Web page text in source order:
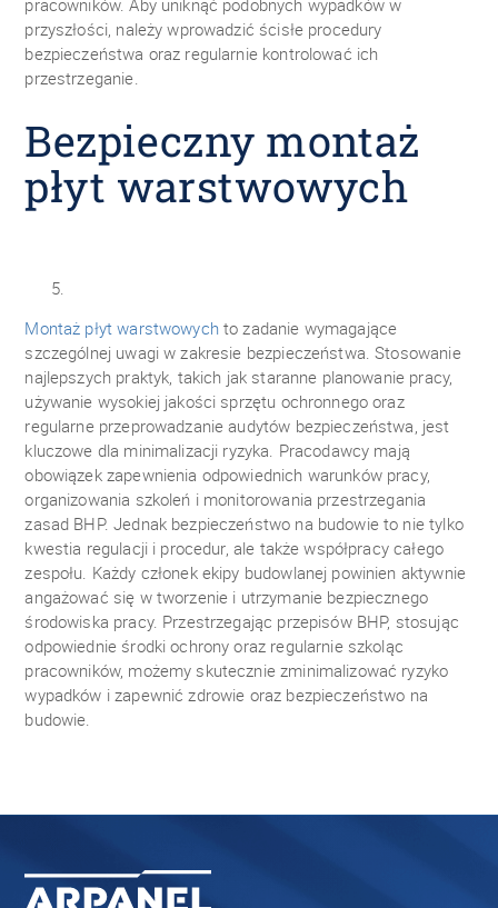
pracowników. Aby uniknąć podobnych wypadków w
przyszłości, należy wprowadzić ścisłe procedury
bezpieczeństwa oraz regularnie kontrolować ich
przestrzeganie.
Bezpieczny montaż
płyt warstwowych
Montaż płyt warstwowychto zadanie wymagające
szczególnej uwagi w zakresie bezpieczeństwa. Stosowanie
najlepszych praktyk, takich jak staranne planowanie pracy,
używanie wysokiej jakości sprzętu ochronnego oraz
regularne przeprowadzanie audytów bezpieczeństwa, jest
kluczowe dla minimalizacji ryzyka. Pracodawcy mają
obowiązek zapewnienia odpowiednich warunków pracy,
organizowania szkoleń i monitorowania przestrzegania
zasad BHP. Jednak bezpieczeństwo na budowie to nie tylko
kwestia regulacji i procedur, ale także współpracy całego
zespołu. Każdy członek ekipy budowlanej powinien aktywnie
angażować się w tworzenie i utrzymanie bezpiecznego
środowiska pracy. Przestrzegając przepisów BHP, stosując
odpowiednie środki ochrony oraz regularnie szkoląc
pracowników, możemy skutecznie zminimalizować ryzyko
wypadków i zapewnić zdrowie oraz bezpieczeństwo na
budowie.